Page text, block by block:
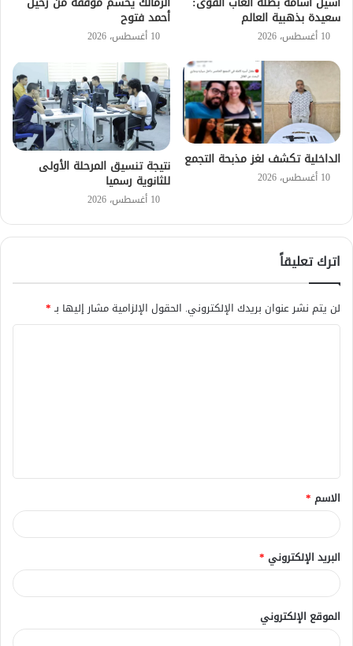
سعيدة بذهبية العالم
10 أغسطس، 2026
أحمد فتوح
10 أغسطس، 2026
الداخلية تكشف لغز مذبحة التجمع
10 أغسطس، 2026
نتيجة تنسيق المرحلة الأولى
للثانوية رسميا
10 أغسطس، 2026
اترك تعليقاً
لن يتم نشر عنوان بريدك الإلكتروني. الحقول الإلزامية مشار إليها بـ*
ق
*
الاسم *
البريد الإلكتروني *
الموقع الإلكتروني